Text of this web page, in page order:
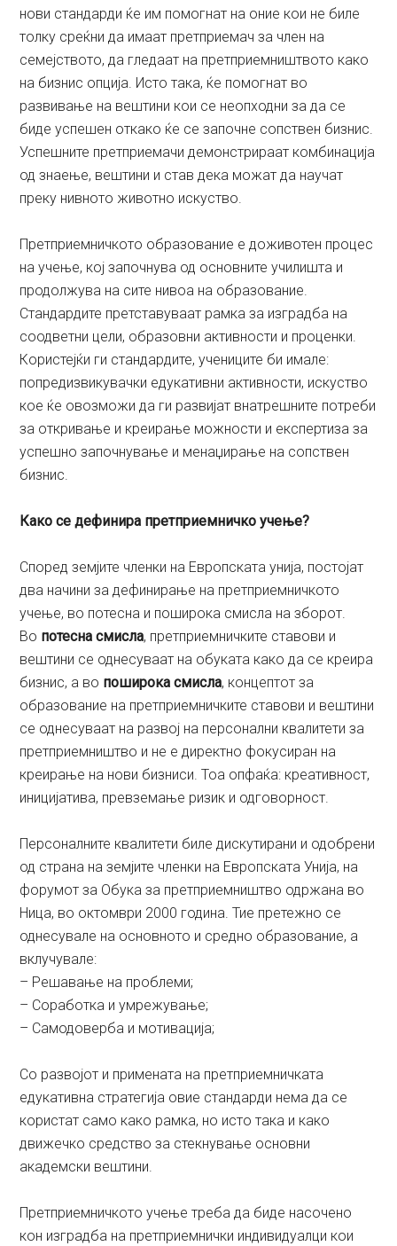
нови стандарди ќе им помогнат на оние кои не биле
толку среќни да имаат претприемач за член на
семејството, да гледаат на претприемништвото како
на бизнис опција. Исто така, ќе помогнат во
развивање на вештини кои се неопходни за да се
биде успешен откако ќе се започне сопствен бизнис.
Успешните претприемачи демонстрираат комбинација
од знаење, вештини и став дека можат да научат
преку нивното животно искуство.
Претприемничкото образование е доживотен процес
на учење, кој започнува од основните училишта и
продолжува на сите нивоа на образование.
Стандардите претставуваат рамка за изградба на
соодветни цели, образовни активности и проценки.
Користејќи ги стандардите, учениците би имале:
попредизвикувачки едукативни активности, искуство
кое ќе овозможи да ги развијат внатрешните потреби
за откривање и креирање можности и експертиза за
успешно започнување и менаџирање на сопствен
бизнис.
Како се дефинира претприемничко учење?
Според земјите членки на Европската унија, постојат
два начини за дефинирање на претприемничкото
учење, во потесна и поширока смисла на зборот.
Во потесна смисла, претприемничките ставови и
вештини се однесуваат на обуката како да се креира
бизнис, а во поширока смисла, концептот за
образование на претприемничките ставови и вештини
се однесуваат на развој на персонални квалитети за
претприемништво и не е директно фокусиран на
креирање на нови бизниси. Тоа опфаќа: креативност,
иницијатива, превземање ризик и одговорност.
Персоналните квалитети биле дискутирани и одобрени
од страна на земјите членки на Европската Унија, на
форумот за Обука за претприемништво одржана во
Ница, во октомври 2000 година. Тие претежно се
однесувале на основното и средно образование, а
вклучувале:
– Решавање на проблеми;
– Соработка и умрежување;
– Самодоверба и мотивација;
Со развојот и примената на претприемничката
едукативна стратегија овие стандарди нема да се
користат само како рамка, но исто така и како
движечко средство за стекнување основни
академски вештини.
Претприемничкото учење треба да биде насочено
кон изградба на претприемнички индивидуалци кои